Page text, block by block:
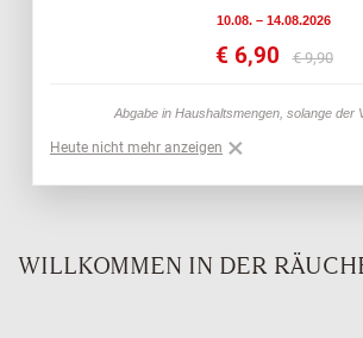
WILLKOMMEN IN DER
10.08. – 14.08.2026
€ 6,90 € 9,90
Abgabe in Haushaltsmengen, solange der
Heute nicht mehr anzeigen ×